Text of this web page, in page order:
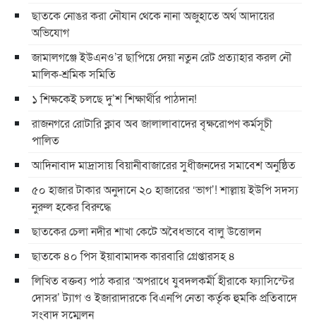
ছাতকে নোঙর করা নৌযান থেকে নানা অজুহাতে অর্থ আদায়ের
অভিযোগ
জামালগঞ্জে ইউএনও’র ছাপিয়ে দেয়া নতুন রেট প্রত্যাহার করল নৌ
মালিক-শ্রমিক সমিতি
১ শিক্ষকেই চলছে দু’শ শিক্ষার্থীর পাঠদান!
রাজনগরে রোটারি ক্লাব অব জালালাবাদের বৃক্ষরোপণ কর্মসূচী
পালিত
আদিনাবাদ মাদ্রাসায় বিয়ানীবাজারের সুধীজনদের সমাবেশ অনুষ্ঠিত
৫০ হাজার টাকার অনুদানে ২০ হাজারের ‘ভাগ’! শাল্লায় ইউপি সদস্য
নুরুল হকের বিরুদ্ধে
ছাতকের চেলা নদীর শাখা কেটে অবৈধভাবে বালু উত্তোলন
ছাতকে ৪০ পিস ইয়াবামাদক কারবারি গ্রেপ্তারসহ ৪
লিখিত বক্তব্য পাঠ করার ‘অপরাধে যুবদলকর্মী হীরাকে ফ্যাসিস্টের
দোসর’ ট্যাগ ও ইজারাদারকে বিএনপি নেতা কর্তৃক হুমকি প্রতিবাদে
সংবাদ সম্মেলন